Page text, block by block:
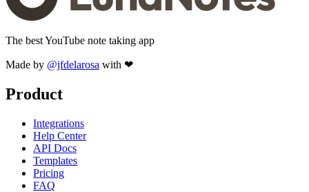
The best YouTube note taking app
Made by @jfdelarosa with ❤
Product
Integrations
Help Center
API Docs
Templates
Pricing
FAQ